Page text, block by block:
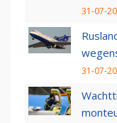
31-07-
31-07-